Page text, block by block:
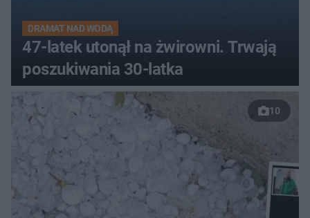
DRAMAT NAD WODĄ
47-latek utonął na żwirowni. Trwają
poszukiwania 30-latka
10